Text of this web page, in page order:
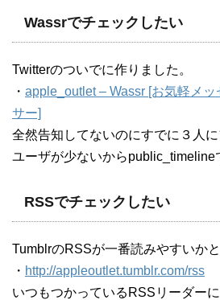
Wassrでチェックしたい
Twitterのついでに作りました。
・ apple_outlet – Wassr [お気軽メ
サー]
全然告知してないのにすでに３人
ユーザが少ないからpublic_timeline
RSSでチェックしたい
TumblrのRSSが一番読みやすいかと
・ http://appleoutlet.tumblr.com/rss
いつもつかっているRSSリーダー